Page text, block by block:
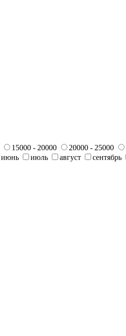
15000 - 20000 20000 - 25000
июнь июль август сентябрь